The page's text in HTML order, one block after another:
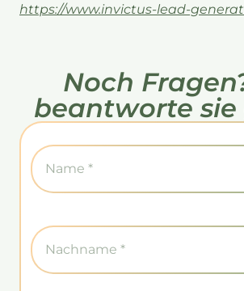
https://www.invictus-lead-
Noch
beantworte sie
Name
Nachname